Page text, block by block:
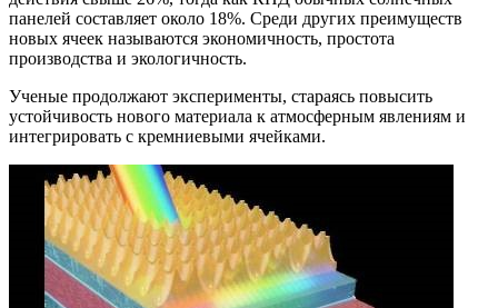
панелей составляет около 18%. Среди других преимуществ
новых ячеек называются экономичность, простота
производства и экологичность.
Ученые продолжают эксперименты, стараясь повысить
устойчивость нового материала к атмосферным явлениям и
интегрировать с кремниевыми ячейками.